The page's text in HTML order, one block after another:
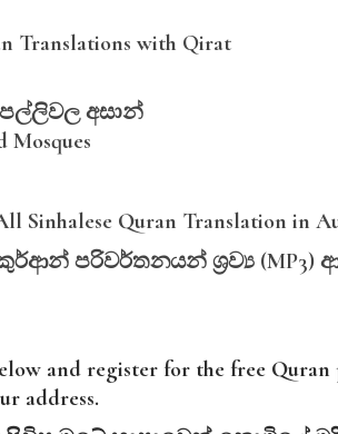
Translations with Qirat
අසාන්
Mosques
Sinhalese Quran Translation in
පරිවර්තනයන් ශ්‍රව්‍ ය (MP3)
and register for the free
address.